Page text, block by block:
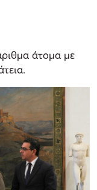
άτομα με